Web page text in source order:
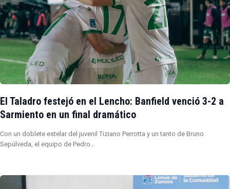
El Taladro festejó en el Lencho: Banfield venció 3-2 a
Sarmiento en un final dramático
Con un doblete estelar del juvenil Tiziano Perrotta y un tanto de Bruno
Sepúlveda, el equipo de Pedro…